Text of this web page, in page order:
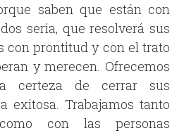
saben que están con
seria, que resolverá sus
con prontitud y con el trato
y merecen. Ofrecemos
certeza de cerrar sus
exitosa. Trabajamos tanto
con las personas